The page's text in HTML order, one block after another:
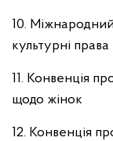
10. Міжнародний
культурні права
11. Конвенція
щодо жінок
12. Конвенція